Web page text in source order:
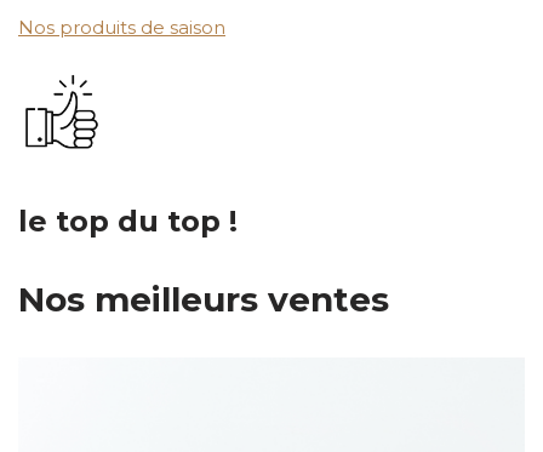
Nos produits de saison
le top du top !
Nos meilleurs ventes